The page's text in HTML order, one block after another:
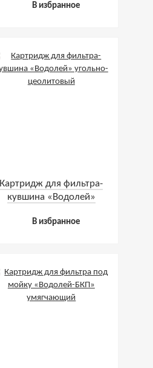
умягчающий
В избранное
Картридж для фильтра-
кувшина «Водолей»
В избранное